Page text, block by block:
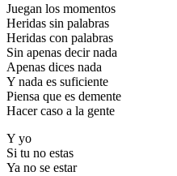
Juegan los momentos
Heridas sin palabras
Heridas con palabras
Sin apenas decir nada
Apenas dices nada
Y nada es suficiente
Piensa que es demente
Hacer caso a la gente
Y yo
Si tu no estas
Ya no se estar